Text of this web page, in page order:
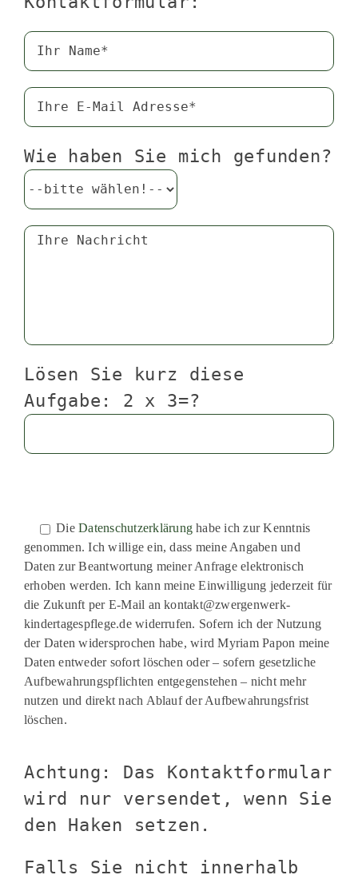
Wie haben Sie mich gefunden?
Lösen Sie kurz diese
Aufgabe: 2 x 3=?
dieses
Feld
leer.
lasse
dieses
Feld
leer.
DieDatenschutzerklärung habe ich zur Kenntnis
genommen. Ich willige ein, dass meine Angaben und
Daten zur Beantwortung meiner Anfrage elektronisch
erhoben werden. Ich kann meine Einwilligung jederzeit für
die Zukunft per E-Mail an kontakt@zwergenwerk-
kindertagespflege.de widerrufen. Sofern ich der Nutzung
der Daten widersprochen habe, wird Myriam Papon meine
Daten entweder sofort löschen oder – sofern gesetzliche
Aufbewahrungspflichten entgegenstehen – nicht mehr
nutzen und direkt nach Ablauf der Aufbewahrungsfrist
löschen.
Achtung: Das Kontaktformular
wird nur versendet, wenn Sie
den Haken setzen.
Falls Sie nicht innerhalb